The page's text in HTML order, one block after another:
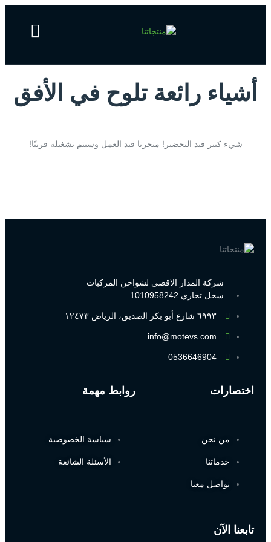
أشياء رائعة تلوح في الأفق
شيء كبير قيد التحضير! متجرنا قيد العمل وسيتم تشغيله قريبًا!
شركة المدار الاقصى لشواحن المركبات
سجل تجاري 1010958242
٦٩٩٣ شارع أبو بكر الصديق، الرياض ١٢٤٧٣
info@motevs.com
0536646904
اختصارات
من نحن
خدماتنا
تواصل معنا
روابط مهمة
سياسة الخصوصية
الأسئلة الشائعة
تابعنا الآن